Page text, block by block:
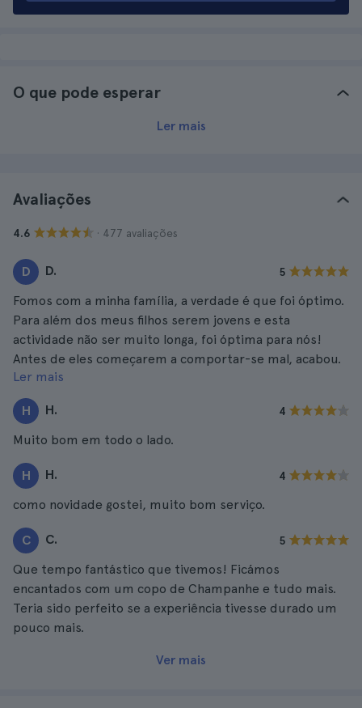
O que pode esperar
Ler mais
Avaliações
4.6 · 477 avaliações
D D. 5
Fomos com a minha família, a verdade é que foi óptimo.
Para além dos meus filhos serem jovens e esta
actividade não ser muito longa, foi óptima para nós!
Antes de eles começarem a comportar-se mal, acabou.
As fotografias e as memórias que tirámos foram
óptimas!
Ler mais
H H. 4
Muito bom em todo o lado.
H H. 4
como novidade gostei, muito bom serviço.
C C. 5
Que tempo fantástico que tivemos! Ficámos
encantados com um copo de Champanhe e tudo mais.
Teria sido perfeito se a experiência tivesse durado um
pouco mais.
Ver mais